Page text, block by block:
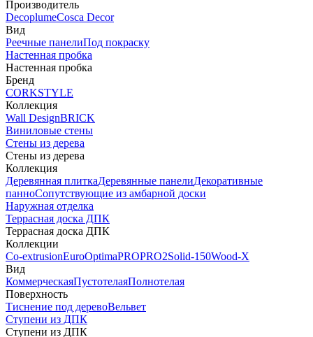
Производитель
DecoplumeCosca Decor
Вид
Реечные панелиПод покраску
Настенная пробка
Настенная пробка
Бренд
CORKSTYLE
Коллекция
Wall DesignBRICK
Виниловые стены
Стены из дерева
Стены из дерева
Коллекция
Деревянная плиткаДеревянные панелиДекоративные
панноСопутствующие из амбарной доски
Наружная отделка
Террасная доска ДПК
Террасная доска ДПК
Коллекции
Co-extrusionEuroOptimaPROPRO2Solid-150Wood-X
Вид
КоммерческаяПустотелаяПолнотелая
Поверхность
Тиснение под деревоВельвет
Ступени из ДПК
Ступени из ДПК